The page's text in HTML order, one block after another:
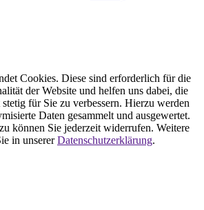
Cookies. Diese sind erforderlich für die
der Website und helfen uns dabei, die
für Sie zu verbessern. Hierzu werden
Daten gesammelt und ausgewertet.
können Sie jederzeit widerrufen. Weitere
in unsererDatenschutzerklärung.